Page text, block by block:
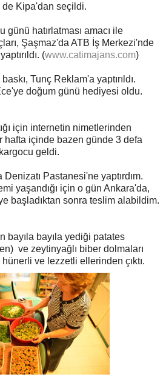
Kipa'dan seçildi.
hatırlatması amacı ile
Şaşmaz'da ATB İş Merkezi'nde
(www.catimajans.com)
Tunç Reklam'a yaptırıldı.
doğum günü hediyesi oldu.
için internetin nimetlerinden
hafta içinde bazen günde 3 defa
geldi.
Pastanesi'ne yaptırdım.
yaşandığı için o gün Ankara'da,
başladıktan sonra teslim alabildim.
bayıla bayıla yediği patates
ve zeytinyağlı biber dolmaları
ve lezzetli ellerinden çıktı.